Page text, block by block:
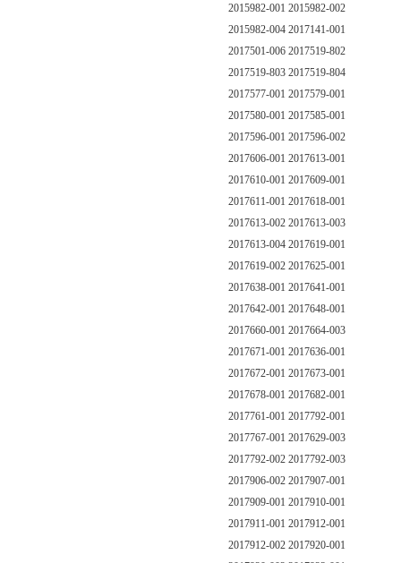
2015982-001 2015982-002
2015982-004 2017141-001
2017501-006 2017519-802
2017519-803 2017519-804
2017577-001 2017579-001
2017580-001 2017585-001
2017596-001 2017596-002
2017606-001 2017613-001
2017610-001 2017609-001
2017611-001 2017618-001
2017613-002 2017613-003
2017613-004 2017619-001
2017619-002 2017625-001
2017638-001 2017641-001
2017642-001 2017648-001
2017660-001 2017664-003
2017671-001 2017636-001
2017672-001 2017673-001
2017678-001 2017682-001
2017761-001 2017792-001
2017767-001 2017629-003
2017792-002 2017792-003
2017906-002 2017907-001
2017909-001 2017910-001
2017911-001 2017912-001
2017912-002 2017920-001